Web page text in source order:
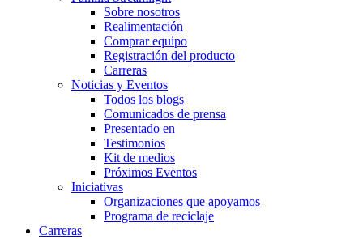
Sobre nosotros
Realimentación
Comprar equipo
Registración del producto
Carreras
Noticias y Eventos
Todos los blogs
Comunicados de prensa
Presentado en
Testimonios
Kit de medios
Próximos Eventos
Iniciativas
Organizaciones que apoyamos
Programa de reciclaje
Carreras